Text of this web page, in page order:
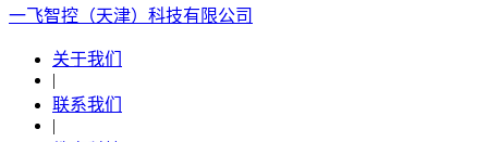
一飞智控（天津）科技有限公司
关于我们
|
联系我们
|